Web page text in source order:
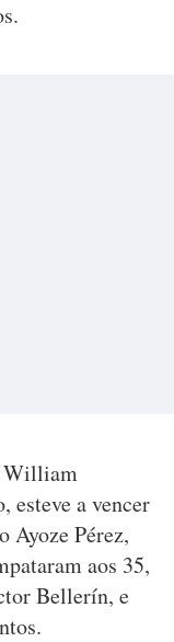
William
esteve a vencer
Ayoze Pérez,
aos 35,
Bellerín, e